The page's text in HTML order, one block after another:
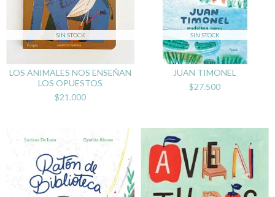
SIN STOCK
LOS ANIMALES NOS ENSEÑAN
LOS OPUESTOS
$21.000
SIN STOCK
JUAN TIMONEL
$27.500